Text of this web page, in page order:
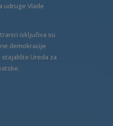
udruge Vlade
isključiva su
demokracije
Ureda za